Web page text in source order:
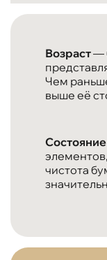
Возраст—
Чем
выше её
Состояние
чистота